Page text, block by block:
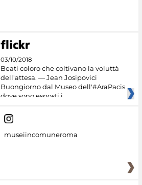
03/10/2018
Beati coloro che coltivano la voluttà
dell'attesa. — Jean Josipovici
Buongiorno dal Museo dell'#AraPacis
dove sono esposti i
museiincomuneroma